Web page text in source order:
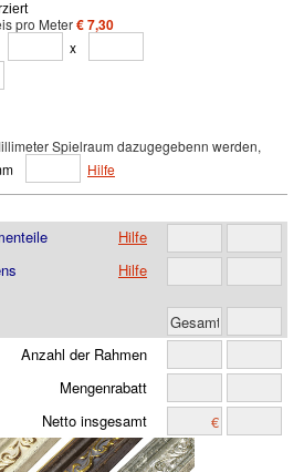
pro Meter€ 7,30
x
Spielraum dazugegebenn werden,
Hilfe
Hilfe
Hilfe
Anzahl der Rahmen
Mengenrabatt
Netto insgesamt